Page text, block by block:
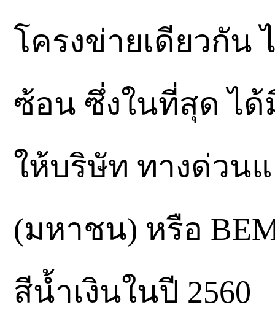
โครงข่ายเดียวกัน
ซ้อน ซึ่งในที่สุด ไ
ให้บริษัท ทางด่วน
(มหาชน) หรือ
สีน้ำเงินในปี 2560